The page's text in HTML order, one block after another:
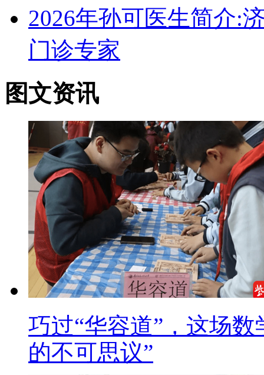
2026年孙可医生简介:
门诊专家
图文资讯
巧过“华容道”，这场
的不可思议”